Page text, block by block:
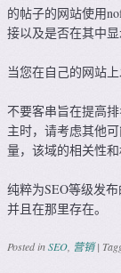
的帖子的网站使用
接以及是否在其中
当您在自己的网站
不要客串旨在提高
主时，请考虑其他
量，该域的相关性和
纯粹为SEO等级发
并且在那里存在。
Posted inSEO 营销 |